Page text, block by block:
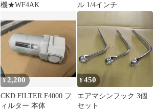
機★WF4AK
ル 1/4インチ
¥2,200
CKD FILTER F4000 フ
ィルター 本体
¥450
エアマシンフック 3個
セット